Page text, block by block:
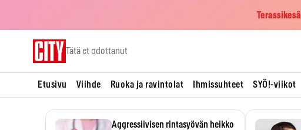
Tätä et odottanut
Etusivu Viihde Ruoka ja ravintolat Ihmissuhteet SYÖ!-viikot
Aggressiivisen rintasyövän heikko